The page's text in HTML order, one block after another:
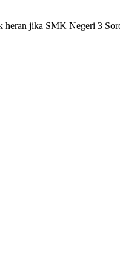
jika SMK Negeri 3